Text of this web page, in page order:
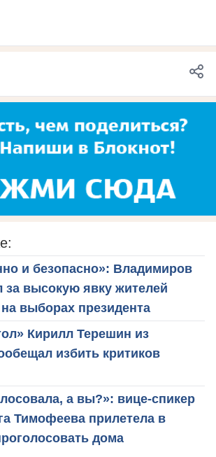
и безопасно»: Владимиров
за высокую явку жителей
выборах президента
Кирилл Терешин из
избить критиков
а вы?»: вице-спикер
Тимофеева прилетела в
дома